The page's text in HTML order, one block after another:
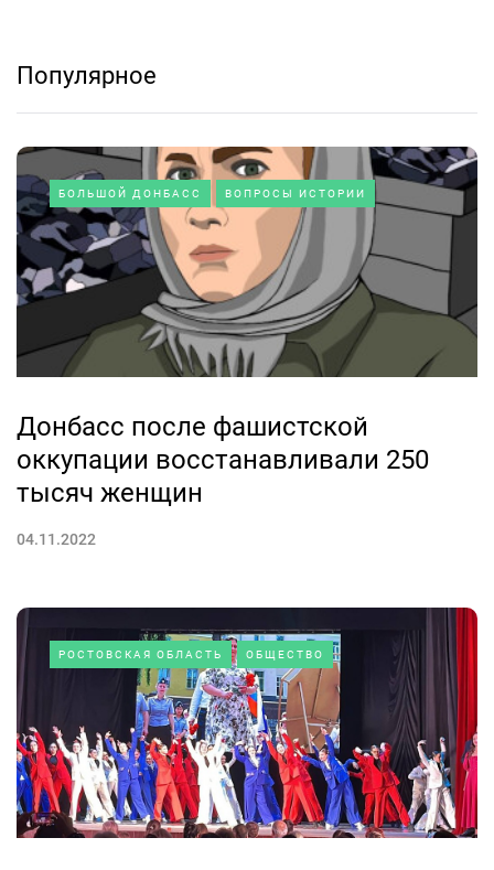
Популярное
БОЛЬШОЙ ДОНБАСС ВОПРОСЫ ИСТОРИИ
Донбасс после фашистской
оккупации восстанавливали 250
тысяч женщин
04.11.2022
РОСТОВСКАЯ ОБЛАСТЬ ОБЩЕСТВО